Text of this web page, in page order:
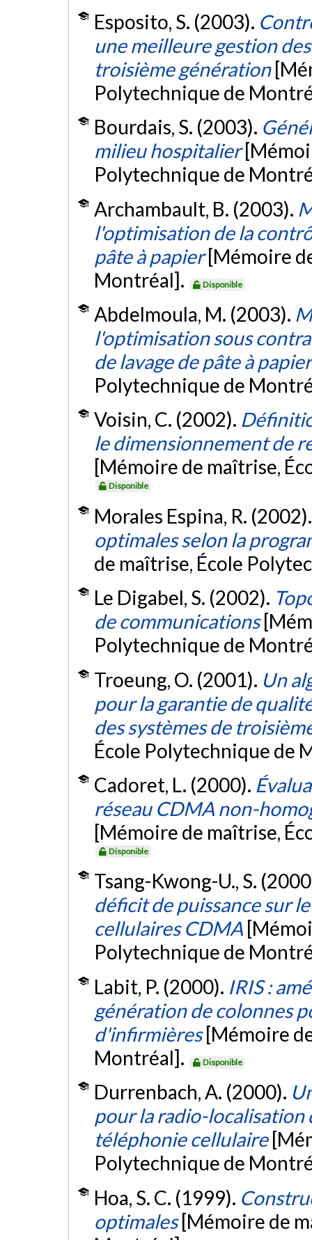
Esposito, S. (2003).
une meilleure gestion
troisième génération
Polytechnique de
Bourdais, S. (2003).
milieu hospitalier
Polytechnique de
Archambault, B. (2003).
l'optimisation de la
pâte à papier [Mémoire
Montréal].
Disponible
Abdelmoula, M. (2003).
l'optimisation sous
de lavage de pâte à papier
Polytechnique de
Voisin, C. (2002).
le dimensionnement de
[Mémoire de maîtrise,
Disponible
Morales Espina, R.
optimales selon la
de maîtrise, École
Le Digabel, S. (2002).
de communications
Polytechnique de
Troeung, O. (2001). Un
pour la garantie de
des systèmes de
École Polytechnique de
Cadoret, L. (2000).
réseau CDMA non-
[Mémoire de maîtrise,
Disponible
Tsang-Kwong-U., S.
déficit de puissance sur
cellulaires CDMA
Polytechnique de
Labit, P. (2000). IRIS :
génération de colonnes
d'infirmières [Mémoire
Montréal].
Disponible
Durrenbach, A. (2000).
pour la radio-localisation
téléphonie cellulaire
Polytechnique de
Hoa, S. C. (1999).
optimales [Mémoire de